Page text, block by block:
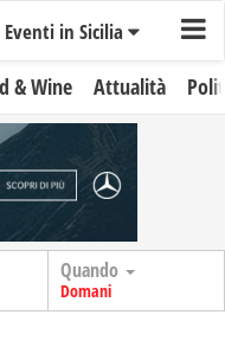
Eventi in Sicilia
& Wine Attualità
Quando
Domani